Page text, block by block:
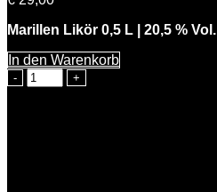
Marillen Likör 0,5 L | 20,5 % Vol.
In den Warenkorb
Feine
Marie